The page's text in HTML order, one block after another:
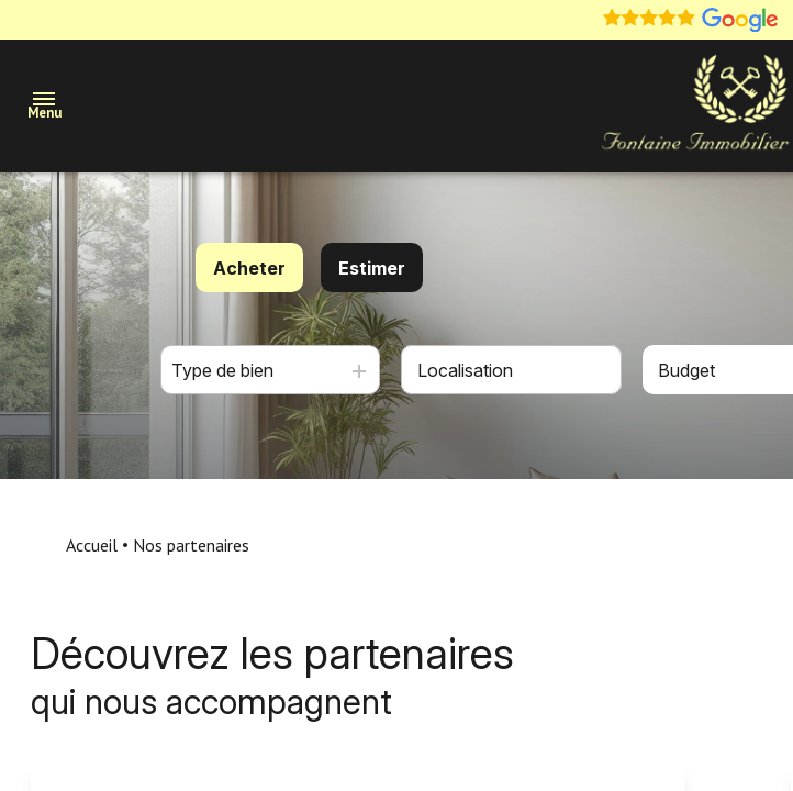
Menu
Maisons
Appartements
Terrains
Immobilier
professionnel
Estimation
Le Mans
Acheter
De l'ancien
Estimer
Type de bien Budget
Accueil Nos partenaires
Découvrez les partenaires
qui nous accompagnent